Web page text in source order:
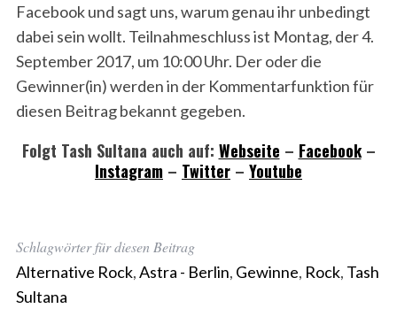
Facebook und sagt uns, warum genau ihr unbedingt
dabei sein wollt. Teilnahmeschluss ist Montag, der 4.
September 2017, um 10:00 Uhr. Der oder die
Gewinner(in) werden in der Kommentarfunktion für
diesen Beitrag bekannt gegeben.
Folgt Tash Sultana auch auf: Webseite – Facebook–
Instagram – Twitter – Youtube
Schlagwörter für diesen Beitrag
Alternative Rock,Astra - Berlin, Gewinne, Rock, Tash
Sultana